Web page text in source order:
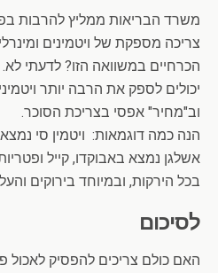
משרד הבריאות ממליץ להרבות
צריכה מספקת של ויטמינים
הכרחיים במשוואה הזו? לדעתי
יכולים לספק את הרבה יותר
וב"מחיר" אפסי בצריכת הסוכר.
הנה כמה דוגמאות: ויטמין סי נמצא
אשלגן נמצא באבוקדו, קייל
בכל הירקות, ובמיוחד בירוקים
לסיכום
האם כולם צריכים להפסיק לאכול